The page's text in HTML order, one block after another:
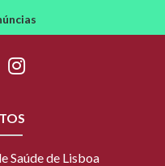
Saúde de Lisboa